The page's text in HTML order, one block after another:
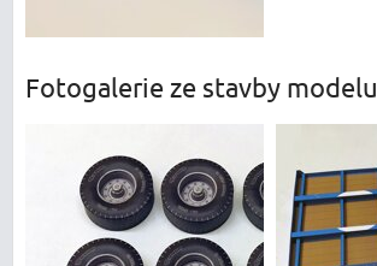
Fotogalerie ze stavby modelu